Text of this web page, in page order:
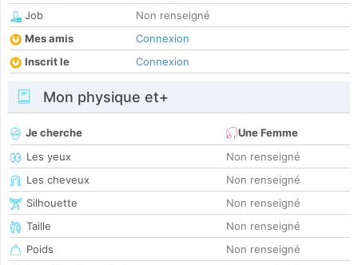
Job
Non renseigné
Mes amis
Connexion
Inscrit le
Connexion
Mon physique et+
Je cherche
Une Femme
Les yeux
Non renseigné
Les cheveux
Non renseigné
Silhouette
Non renseigné
Taille
Non renseigné
Poids
Non renseigné